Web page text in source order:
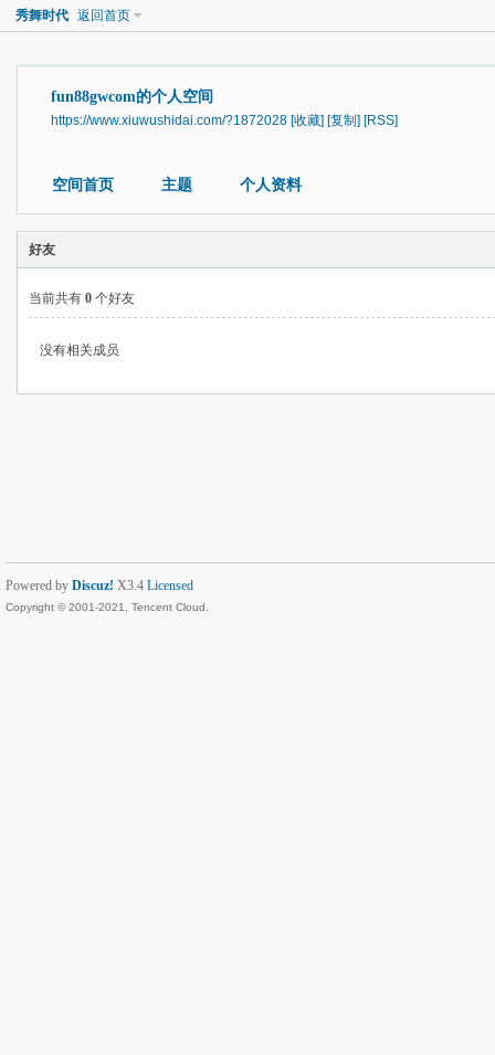
秀舞时代 返回首页
fun88gwcom的个人空间
https://www.xiuwushidai.com/?1872028 [收藏] [复制] [RSS]
空间首页 主题 个人资料
好友
当前共有 0 个好友
没有相关成员
Powered by Discuz! X3.4 Licensed
Copyright © 2001-2021, Tencent Cloud.